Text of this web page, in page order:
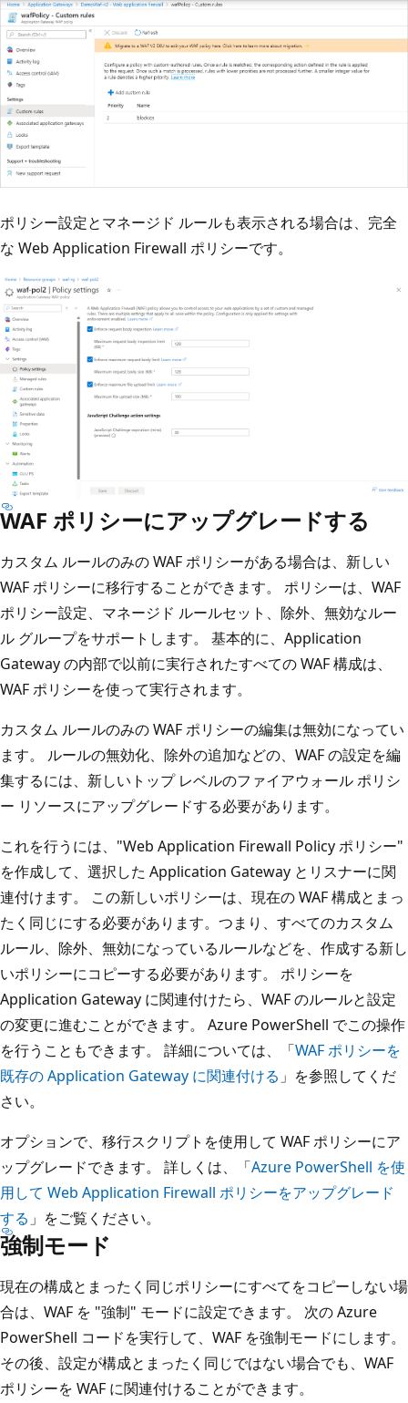
ポリシー設定とマネージド ルールも表示される場合は、完全
な Web Application Firewall ポリシーです。
WAF ポリシーにアップグレードする
カスタム ルールのみの WAF ポリシーがある場合は、新しい
WAF ポリシーに移行することができます。 ポリシーは、WAF
ポリシー設定、マネージド ルールセット、除外、無効なルー
ル グループをサポートします。 基本的に、Application
Gateway の内部で以前に実行されたすべての WAF 構成は、
WAF ポリシーを使って実行されます。
カスタム ルールのみの WAF ポリシーの編集は無効になってい
ます。 ルールの無効化、除外の追加などの、WAF の設定を編
集するには、新しいトップ レベルのファイアウォール ポリシ
ー リソースにアップグレードする必要があります。
これを行うには、"Web Application Firewall Policy ポリシー"
を作成して、選択した Application Gateway とリスナーに関
連付けます。
この新しいポリシーは、現在の WAF 構成とまっ
たく同じにする必要があります。つまり、すべてのカスタム
ルール、除外、無効になっているルールなどを、作成する新し
いポリシーにコピーする必要があります。 ポリシーを
Application Gateway に関連付けたら、WAF のルールと設定
の変更に進むことができます。 Azure PowerShell でこの操作
を行うこともできます。 詳細については、「WAF ポリシーを
既存の Application Gateway に関連付ける 」を参照してくだ
さい。
オプションで、移行スクリプトを使用して WAF ポリシーにア
ップグレードできます。 詳しくは、「Azure PowerShell を使
用して Web Application Firewall ポリシーをアップグレード
する 」をご覧ください。
強制モード
現在の構成とまったく同じポリシーにすべてをコピーしない場
合は、WAF を "強制" モードに設定できます。 次の Azure
PowerShell コードを実行して、WAF を強制モードにします。
その後、設定が構成とまったく同じではない場合でも、WAF
ポリシーを WAF に関連付けることができます。